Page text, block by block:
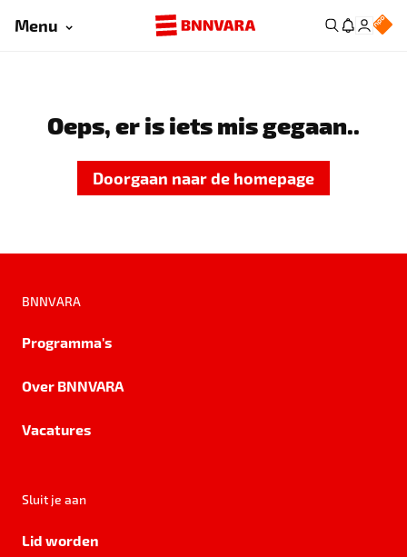
Menu
Oeps, er is iets mis gegaan..
Doorgaan naar de homepage
BNNVARA
Programma's
Over BNNVARA
Vacatures
Sluit je aan
Lid worden